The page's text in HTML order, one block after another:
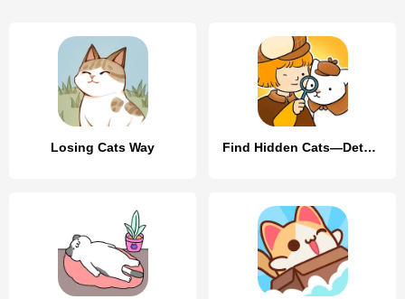
Losing Cats Way Find Hidden Cats—Detective Mio